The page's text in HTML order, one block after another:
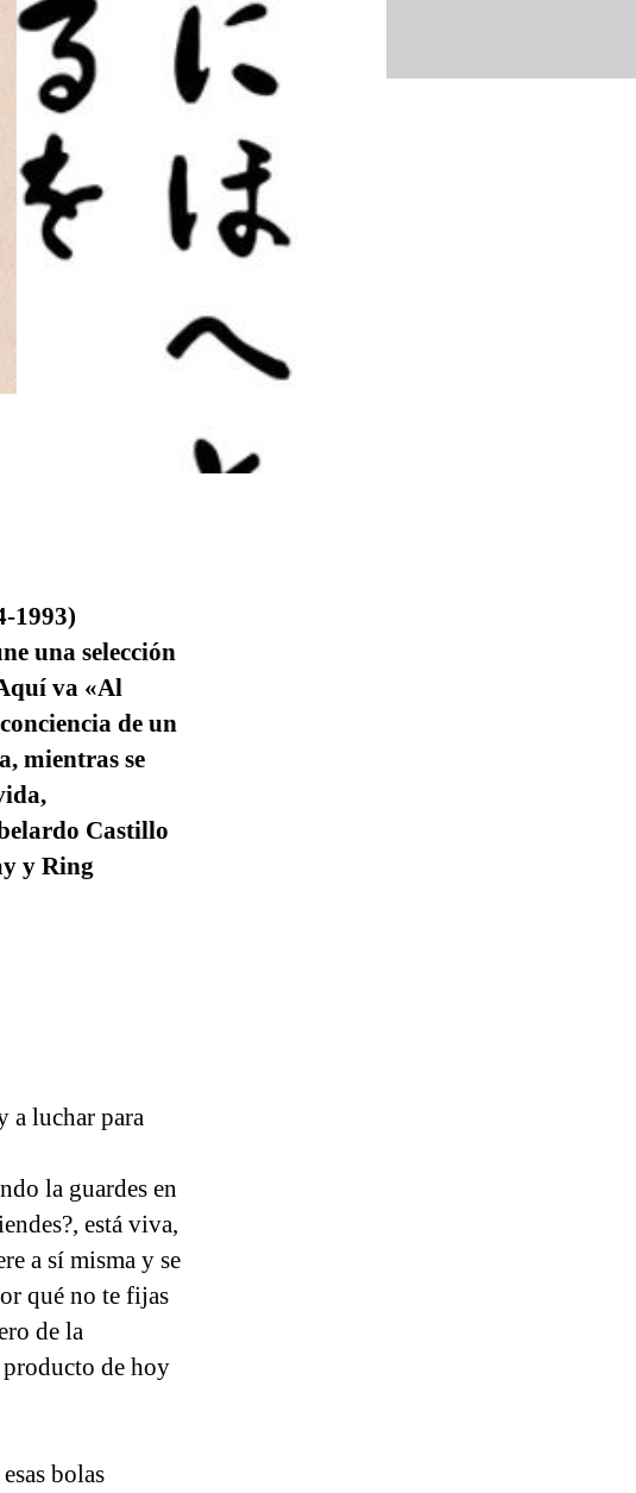
1993)
una selección
va «Al
de un
mientras se
Castillo
y Ring
luchar para
la guardes en
está viva,
a sí misma y se
qué no te fijas
de la
de hoy
bolas